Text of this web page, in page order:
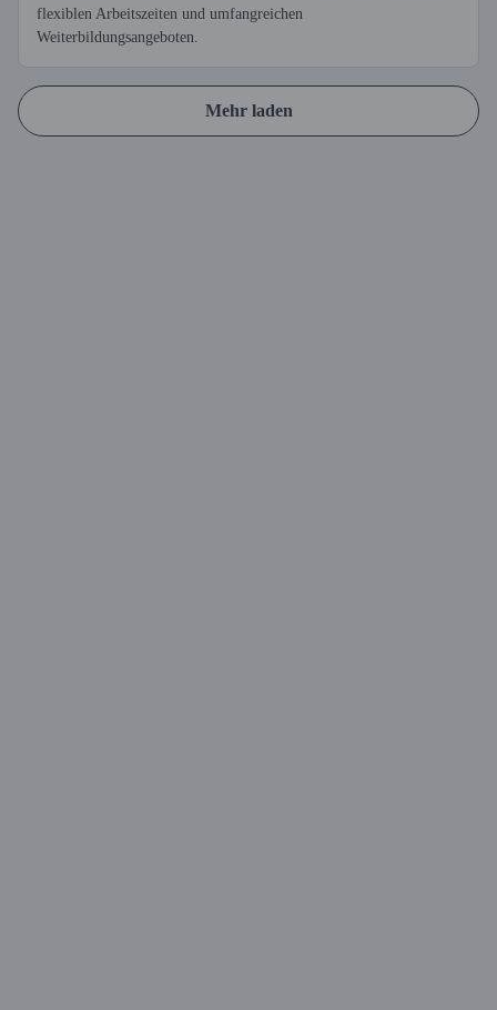
flexiblen Arbeitszeiten und umfangreichen
Weiterbildungsangeboten.
Mehr laden